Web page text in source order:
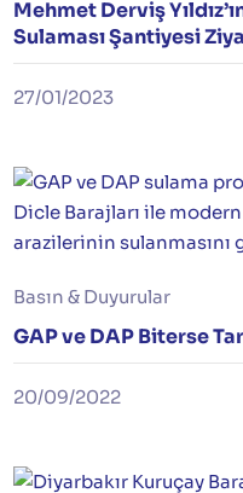
Mehmet Derviş
Sulaması Şantiyesi
27/01/2023
Basın & Duyurular
GAP ve DAP Biterse
20/09/2022